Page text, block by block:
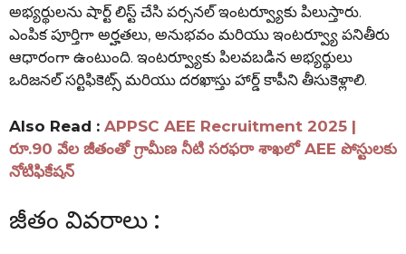
అభ్యర్థులను షార్ట్ లిస్ట్ చేసి పర్సనల్ ఇంటర్వ్యూకు పిలుస్తారు.
ఎంపిక పూర్తిగా అర్హతలు, అనుభవం మరియు ఇంటర్వ్యూ పనితీరు
ఆధారంగా ఉంటుంది. ఇంటర్వ్యూకు పిలవబడిన అభ్యర్థులు
ఒరిజనల్ సర్టిఫికెట్స్ మరియు దరఖాస్తు హార్డ్ కాపీని తీసుకెళ్లాలి.
Also Read : APPSC AEE Recruitment 2025 |
రూ.90 వేల జీతంతో గ్రామీణ నీటి సరఫరా శాఖలో AEE పోస్టులకు
నోటిఫికేషన్
జీతం వివరాలు :